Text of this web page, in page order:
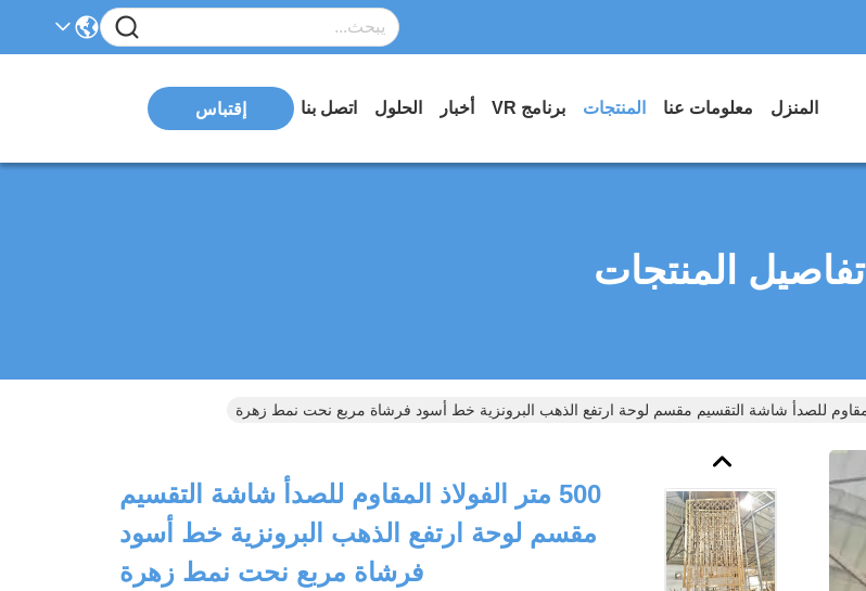
المنزل معلومات عنا المنتجات برنامج VR أخبار الحلول اتصل بنا إقتباس
تفاصيل المنتجات
500 متر الفولاذ المقاوم للصدأ شاشة التقسيم
مقسم لوحة ارتفع الذهب البرونزية خط أسود
فرشاة مربع نحت نمط زهرة